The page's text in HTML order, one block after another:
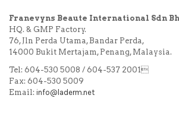
Franevyns Beaute International Sdn
HQ. & GMP Factory.
76, Jln Perda Utama, Bandar Perda,
14000 Bukit Mertajam, Penang, Malaysia.
Tel: 604-530 5008 / 604-537 2001
Fax: 604-530 5009
Email: info@laderm.net